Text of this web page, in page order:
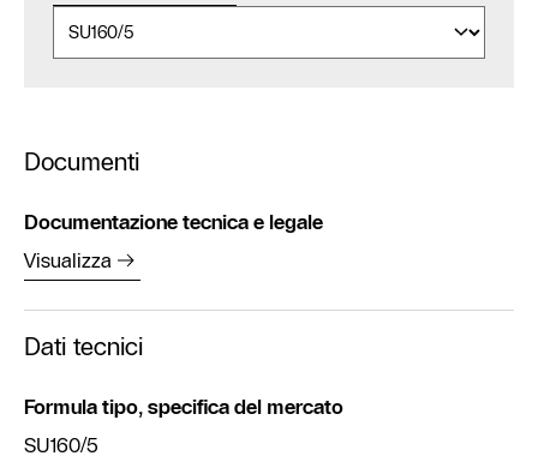
Documenti
Documentazione tecnica e legale
Visualizza
Dati tecnici
Formula tipo, specifica del mercato
SU160/5